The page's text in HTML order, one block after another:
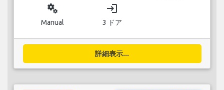
miscellaneous_services
Manual
login
3 ドア
詳細表示...